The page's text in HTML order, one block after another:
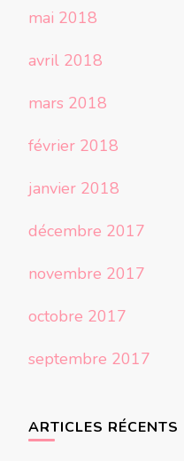
mai 2018
avril 2018
mars 2018
février 2018
janvier 2018
décembre 2017
novembre 2017
octobre 2017
septembre 2017
ARTICLES RÉCENTS